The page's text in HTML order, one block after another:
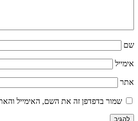
שם
אימייל
אתר
שמור בדפדפן זה את השם, האימייל